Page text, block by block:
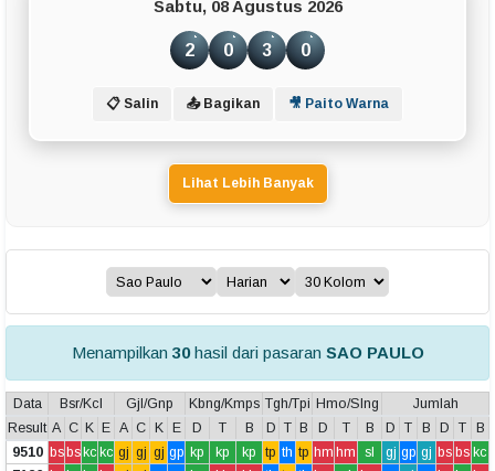
Sabtu, 08 Agustus 2026
2 0 3 0
📋 Salin 📤 Bagikan 🎥 Paito Warna
Lihat Lebih Banyak
Menampilkan 30hasil dari pasaran SAO PAULO
Data Bsr/Kcl Gjl/Gnp Kbng/Kmps Tgh/Tpi Hmo/Slng
Jumlah
Result A C K E A C K E D T B D T B D T B D T B D T
B
9510 bsbskc kc gj gj gj gp kp kp kp tp th tp hm hm sl gj gp gj bs bs kc